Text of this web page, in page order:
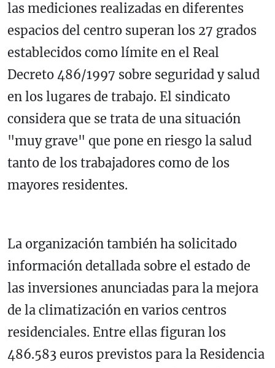
las mediciones realizadas en diferentes
espacios del centro superan los 27 grados
establecidos como límite en el Real
Decreto 486/1997 sobre seguridad y salud
en los lugares de trabajo. El sindicato
considera que se trata de una situación
"muy grave" que pone en riesgo la salud
tanto de los trabajadores como de los
mayores residentes.
La organización también ha solicitado
información detallada sobre el estado de
las inversiones anunciadas para la mejora
de la climatización en varios centros
residenciales. Entre ellas figuran los
486.583 euros previstos para la Residencia